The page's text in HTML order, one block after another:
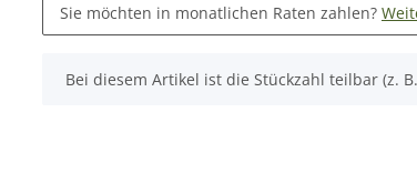
Sie möchten in monatlichen Raten zahlen?
x
Bei diesem Artikel ist die Stückzahl teilbar (z.